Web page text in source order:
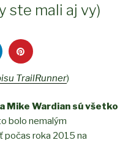
ste mali aj vy)
TrailRunner)
Mike Wardian sú všetko
bolo nemalým
počas roka 2015 na